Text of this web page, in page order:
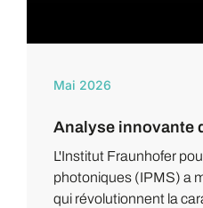
Mai 2026
Analyse innovante
L'Institut Fraunhofer
photoniques (IPMS) a
qui révolutionnent la